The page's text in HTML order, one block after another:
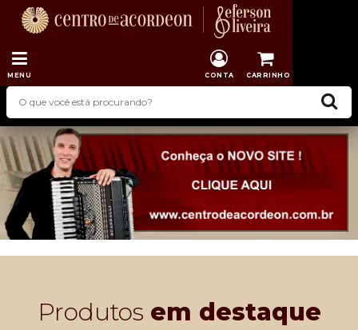
CARRINHO
CONTA
MENU
Produtos em destaque